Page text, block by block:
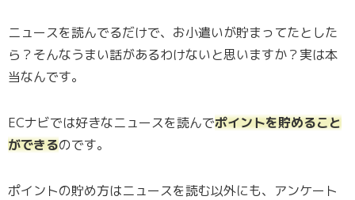
ニュースを読んでるだけで、お小遣いが貯まってたとした
ら？そんなうまい話があるわけないと思いますか？実は本
当なんです。
ECナビでは好きなニュースを読んでポイントを貯めること
ができるのです。
ポイントの貯め方はニュースを読む以外にも、アンケート